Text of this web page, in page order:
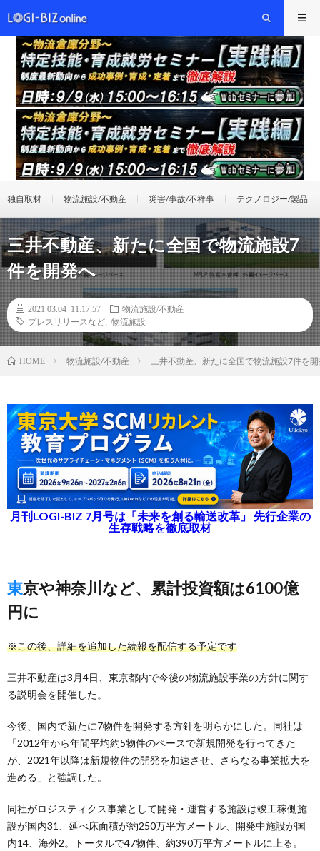
独自取材 物流施設/不動産 災害/事故/不祥事 テクノロジー/製品
三井不動産、新たに全国で物流施設7
件を開発へ
2021.03.04 11:17:57
物流施設/不動産
プレスリリースなど
物流施設
HOME 物流施設/不動産 三井不動産、新たに全国で物流施設7件を
月刊LOGI-BIZ 7月号は「未来を創る輸送改革」 先行企業の
生存戦略を徹底取材
東京や神奈川など、累計投資額は6100億
円に
※この後、詳細を追加した続報を配信する予定です
三井不動産は3月4日、東京都内で今後の物流施設事業の方針に関す
る説明会を開催した。
今後、国内で新たに7物件を開発する方針を明らかにした。同社は
「2012年から年間平均約5物件のペースで新規開発を行ってきた
が、2021年以降は新規物件の開発を加速させ、さらなる事業拡大を
進める」と強調した。
同社がロジスティクス事業として開発・運営する施設は竣工稼働施
設が国内31、延べ床面積が約250万平方メートル、開発中施設が国
内14、海外2。トータルで47物件、約390万平方メートルに上る。